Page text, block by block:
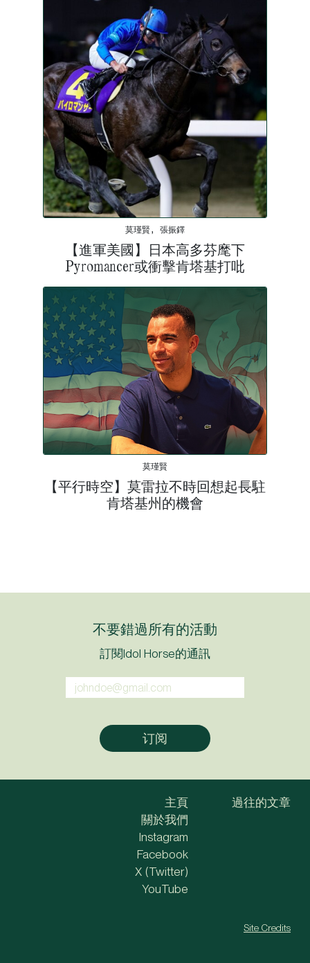
莫瑾賢, 張振鐸
【進軍美國】日本高多芬麾下
Pyromancer或衝擊肯塔基打吡
莫瑾賢
【平行時空】莫雷拉不時回想起長駐
肯塔基州的機會
不要錯過所有的活動
訂閱Idol Horse的通訊
主頁
關於我們
過往的文章
Instagram
Facebook
X (Twitter)
YouTube
Site Credits